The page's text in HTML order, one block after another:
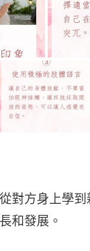
對方身上學
和發展。